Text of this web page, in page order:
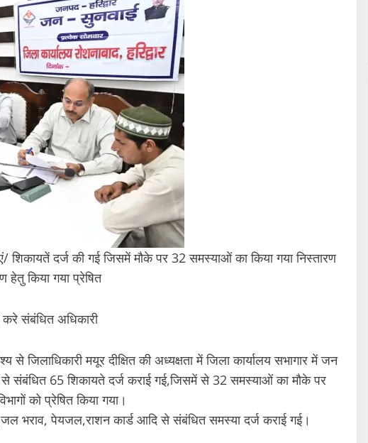
शिकायतें दर्ज की गई जिसमें मौके पर 32 समस्याओं का किया गया निस्तारण
हेतु किया गया प्रेषित
करे संबंधित अधिकारी
जिलाधिकारी मयूर दीक्षित की अध्यक्षता में जिला कार्यालय सभागार में जन
से संबंधित 65 शिकायते दर्ज कराई गई,जिसमें से 32 समस्याओं का मौके पर
को प्रेषित किया गया।
भराव, पेयजल,राशन कार्ड आदि से संबंधित समस्या दर्ज कराई गई।